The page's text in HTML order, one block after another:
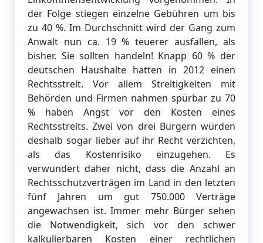
der Folge stiegen einzelne Gebühren um bis
zu 40 %. Im Durchschnitt wird der Gang zum
Anwalt nun ca. 19 % teuerer ausfallen, als
bisher. Sie sollten handeln! Knapp 60 % der
deutschen Haushalte hatten in 2012 einen
Rechtsstreit. Vor allem Streitigkeiten mit
Behörden und Firmen nahmen spürbar zu 70
% haben Angst vor den Kosten eines
Rechtsstreits. Zwei von drei Bürgern würden
deshalb sogar lieber auf ihr Recht verzichten,
als das Kostenrisiko einzugehen. Es
verwundert daher nicht, dass die Anzahl an
Rechtsschutzverträgen im Land in den letzten
fünf Jahren um gut 750.000 Verträge
angewachsen ist. Immer mehr Bürger sehen
die Notwendigkeit, sich vor den schwer
kalkulierbaren Kosten einer rechtlichen